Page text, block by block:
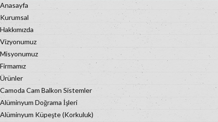
Anasayfa
Kurumsal
Hakkımızda
Vizyonumuz
Misyonumuz
Firmamız
Ürünler
Camoda Cam Balkon Sistemler
Alüminyum Doğrama İşleri
Alüminyum Küpeşte (Korkuluk)